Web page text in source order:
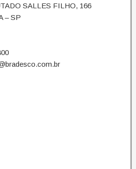
SALLES FILHO, 166
– SP